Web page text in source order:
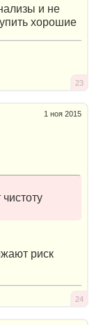
и не
хорошие
23
1 ноя 2015
риск
24